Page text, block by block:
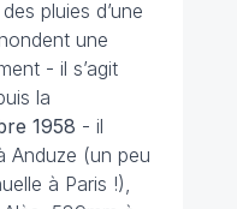
pluies d’une
une
- il s’agit
la
1958 - il
Anduze (un peu
à Paris !),